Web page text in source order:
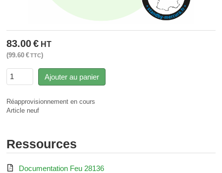
83.00 € HT
99.60 €TTC
Ajouter au panier
Réapprovisionnement en cours
Article neuf
Ressources
 Documentation Feu 28136